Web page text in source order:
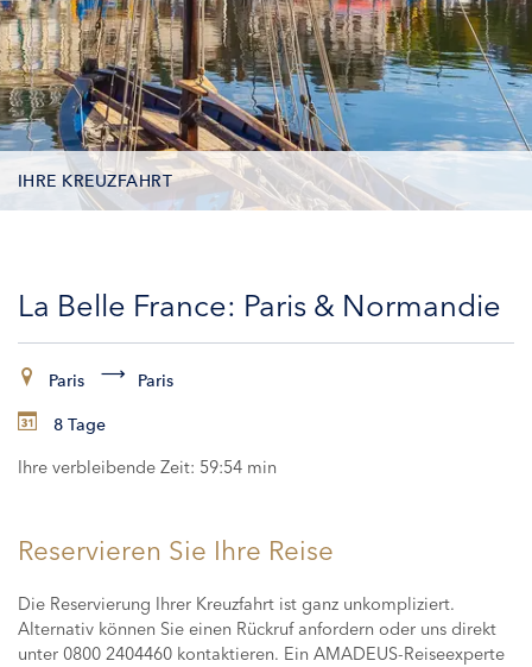
IHRE KREUZFAHRT
KABINEN
La Belle France: Paris & Normandie
Paris Paris
8 Tage
Ihre verbleibende Zeit: 59:54 min
Reservieren Sie Ihre Reise
Die Reservierung Ihrer Kreuzfahrt ist ganz unkompliziert.
Alternativ können Sie einen Rückruf anfordern oder uns direkt
unter 0800 2404460 kontaktieren. Ein AMADEUS-Reiseexperte